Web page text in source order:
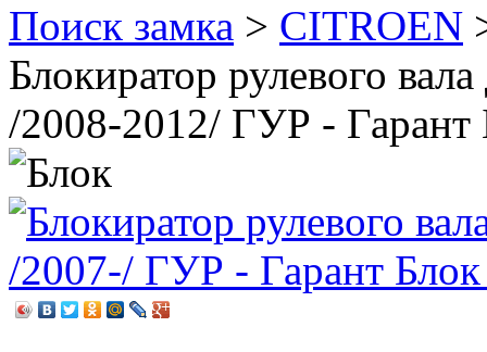
Поиск замка > CITROEN
Блокиратор рулевого
/2008-2012/ ГУР -